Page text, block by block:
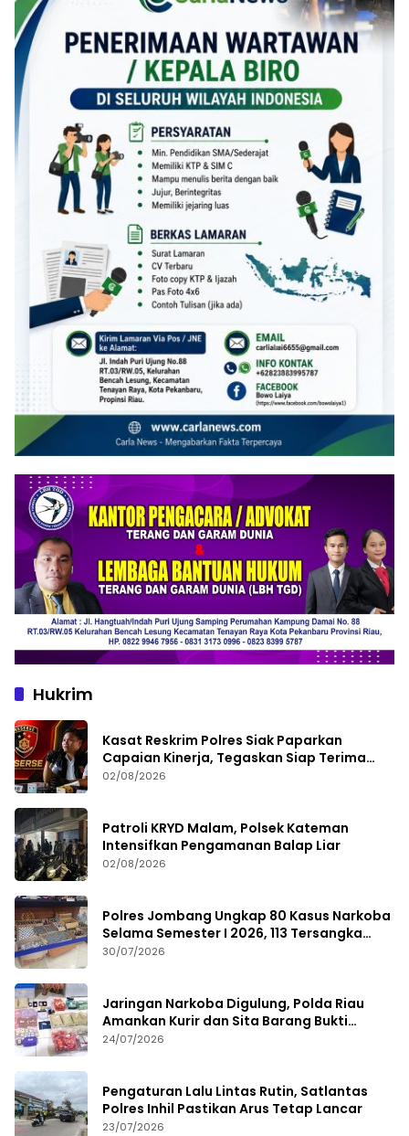
Hukrim
Kasat Reskrim Polres Siak Paparkan
Capaian Kinerja, Tegaskan Siap Terima
Kritik dan Evaluasi
02/08/2026
Patroli KRYD Malam, Polsek Kateman
Intensifkan Pengamanan Balap Liar
02/08/2026
Polres Jombang Ungkap 80 Kasus Narkoba
Selama Semester I 2026, 113 Tersangka
Diamankan
30/07/2026
Jaringan Narkoba Digulung, Polda Riau
Amankan Kurir dan Sita Barang Bukti
Bernilai Fantastis
24/07/2026
Pengaturan Lalu Lintas Rutin, Satlantas
Polres Inhil Pastikan Arus Tetap Lancar
23/07/2026